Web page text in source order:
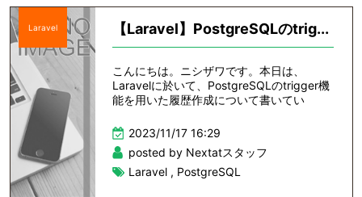
Laravel 【Laravel】PostgreSQLのtrig...
こんにちは。ニシザワです。本日は、
Laravelに於いて、PostgreSQLのtrigger機
能を用いた履歴作成について書いてい
2023/11/17 16:29
posted by Nextatスタッフ
Laravel, PostgreSQL